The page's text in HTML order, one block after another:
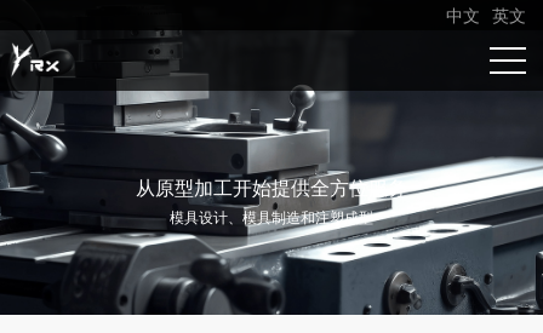
中文 英文
从原型加工开始提供全方位服务
模具设计、模具制造和注塑成型